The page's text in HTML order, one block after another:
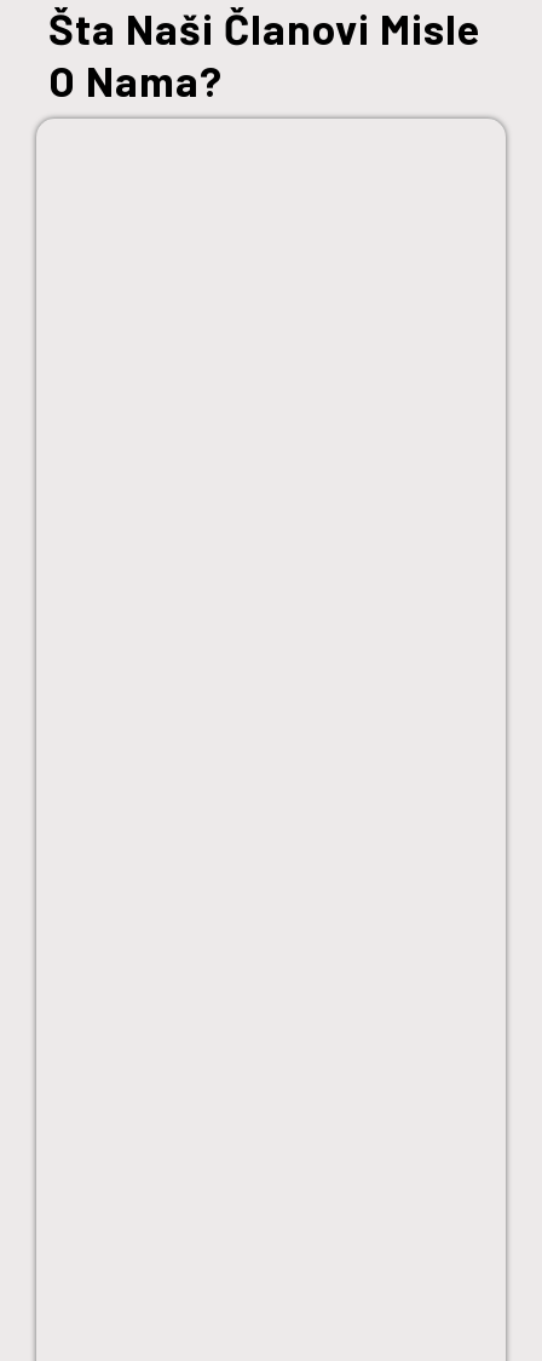
Šta Naši Članovi Misle
O Nama?